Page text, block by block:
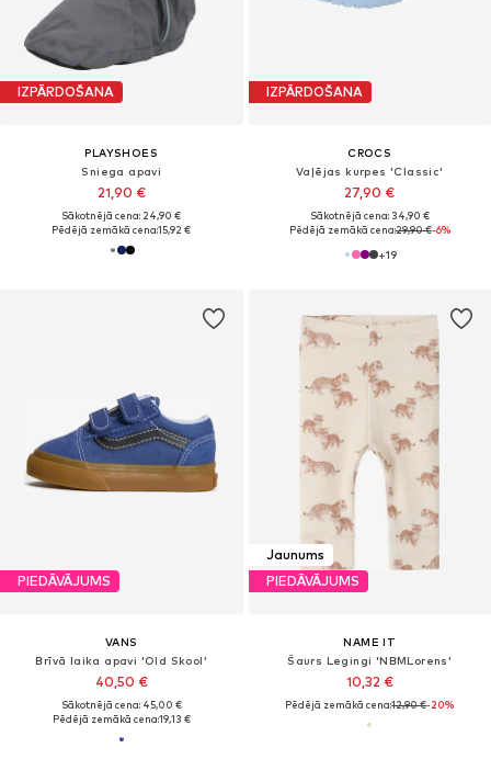
IZPĀRDOŠANA
PLAYSHOES
Sniega apavi
21,90 €
Sākotnējā cena: 24,90 €
Pēdējā zemākā cena:15,92 €
IZPĀRDOŠANA
CROCS
Vaļējas kurpes 'Classic'
27,90 €
Sākotnējā cena: 34,90 €
Pēdējā zemākā cena:29,90 €-6%
+19
PIEDĀVĀJUMS
VANS
Brīvā laika apavi 'Old Skool'
40,50 €
Sākotnējā cena: 45,00 €
Pēdējā zemākā cena:19,13 €
Jaunums
PIEDĀVĀJUMS
NAME IT
Šaurs Legingi 'NBMLorens'
10,32 €
Pēdējā zemākā cena:12,90 €-20%